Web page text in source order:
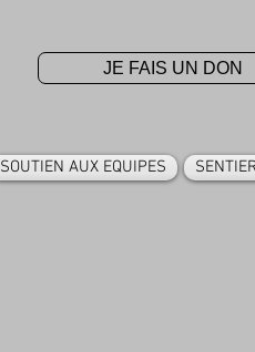
JE FAIS UN DON
SOUTIEN AUX EQUIPES